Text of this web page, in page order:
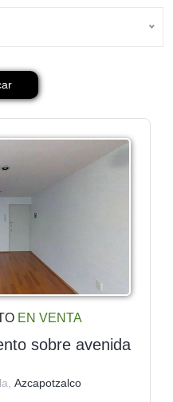
EN VENTA
sobre avenida
Azcapotzalco